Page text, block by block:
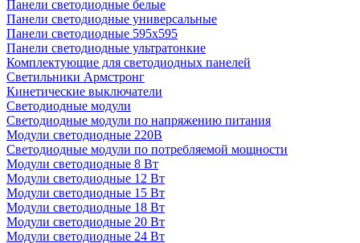
Панели светодиодные белые
Панели светодиодные универсальные
Панели светодиодные 595х595
Панели светодиодные ультратонкие
Комплектующие для светодиодных панелей
Светильники Армстронг
Кинетические выключатели
Светодиодные модули
Светодиодные модули по напряжению питания
Модули светодиодные 220В
Светодиодные модули по потребляемой мощности
Модули светодиодные 8 Вт
Модули светодиодные 12 Вт
Модули светодиодные 15 Вт
Модули светодиодные 18 Вт
Модули светодиодные 20 Вт
Модули светодиодные 24 Вт